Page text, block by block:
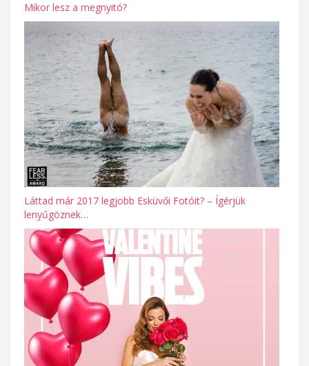
Mikor lesz a megnyitó?
Láttad már 2017 legjobb Esküvői Fotóit? – Ígérjük
lenyűgöznek…